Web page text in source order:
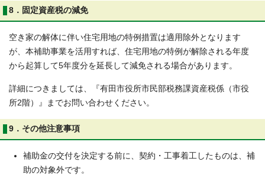
8．固定資産税の減免
空き家の解体に伴い住宅用地の特例措置は適用除外となります
が、本補助事業を活用すれば、住宅用地の特例が解除される年度
から起算して5年度分を延長して減免される場合があります。
詳細につきましては、『有田市役所市民部税務課資産税係（市役
所2階）』までお問い合わせください。
9．その他注意事項
補助金の交付を決定する前に、契約・工事着工したものは、補
助の対象外です。